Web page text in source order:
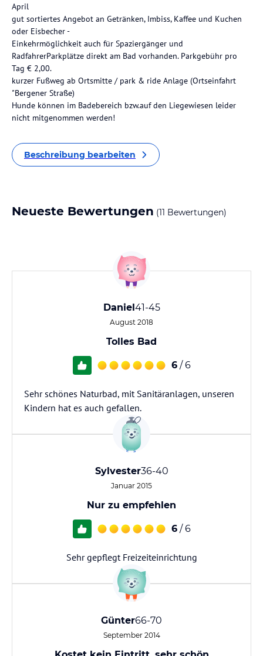
April
gut sortiertes Angebot an Getränken, Imbiss, Kaffee und Kuchen
oder Eisbecher -
Einkehrmöglichkeit auch für Spaziergänger und
RadfahrerParkplätze direkt am Bad vorhanden. Parkgebühr pro
Tag € 2,00.
kurzer Fußweg ab Ortsmitte / park & ride Anlage (Ortseinfahrt
"Bergener Straße)
Hunde können im Badebereich bzw.auf den Liegewiesen leider
nicht mitgenommen werden!
Beschreibung bearbeiten
Neueste Bewertungen (11 Bewertungen)
Daniel41-45
August 2018
Tolles Bad
6 / 6
Sehr schönes Naturbad, mit Sanitäranlagen, unseren
Kindern hat es auch gefallen.
Sylvester36-40
Januar 2015
Nur zu empfehlen
6 / 6
Sehr gepflegt Freizeiteinrichtung
Günter66-70
September 2014